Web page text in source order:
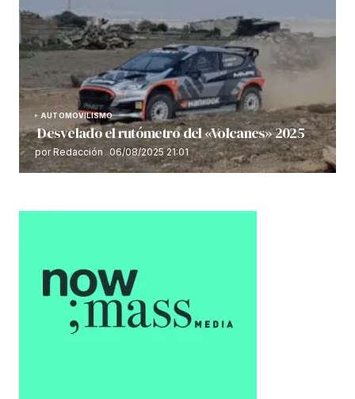
AUTOMOVILISMO
Desvelado el rutómetro del «Volcanes» 2025
por Redacción 06/08/2025 21:01